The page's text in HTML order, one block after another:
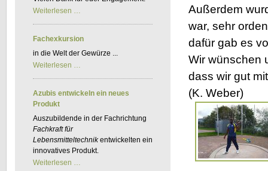
Außerdem
war, sehr
dafür gab es
Wir wünschen
dass wir gut
(K. Weber)
Weiterlesen …
offenen
Aula
Fachexkursion
in die Welt der Gewürze ...
Weiterlesen …
Azubis entwickeln ein neues
Produkt
Auszubildende in der Fachrichtung
Fachkraft für
Lebensmitteltechnikentwickelten ein
innovatives Produkt.
Weiterlesen …